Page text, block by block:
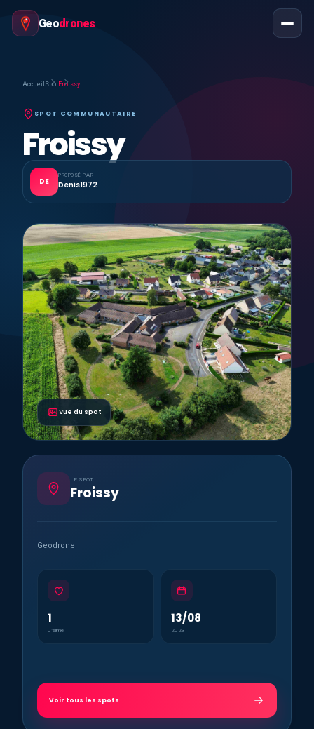
Geodrones
Accueil SpotFroissy
SPOT COMMUNAUTAIRE
Froissy
DE
PROPOSÉ PAR
Denis1972
Vue du spot
LE SPOT
Froissy
Geodrone
1
J’aime
13/08
2023
Voir tous les spots